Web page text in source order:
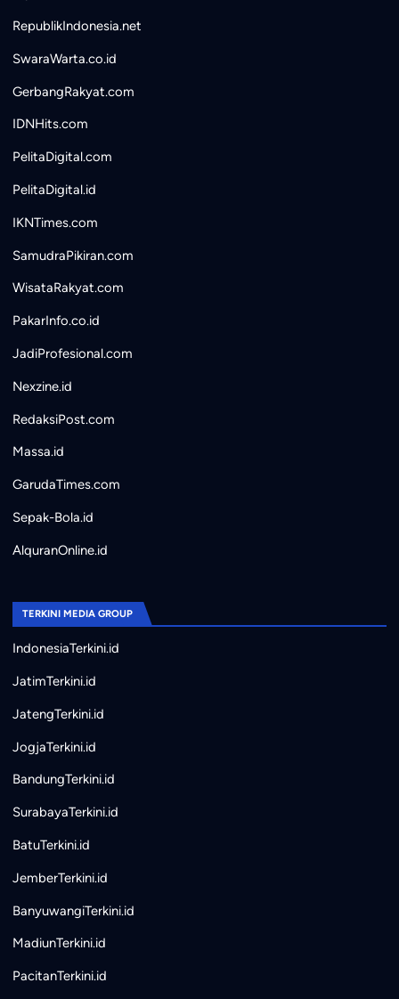
RepublikIndonesia.net
SwaraWarta.co.id
GerbangRakyat.com
IDNHits.com
PelitaDigital.com
PelitaDigital.id
IKNTimes.com
SamudraPikiran.com
WisataRakyat.com
PakarInfo.co.id
JadiProfesional.com
Nexzine.id
RedaksiPost.com
Massa.id
GarudaTimes.com
Sepak-Bola.id
AlquranOnline.id
TERKINI MEDIA GROUP
IndonesiaTerkini.id
JatimTerkini.id
JatengTerkini.id
JogjaTerkini.id
BandungTerkini.id
SurabayaTerkini.id
BatuTerkini.id
JemberTerkini.id
BanyuwangiTerkini.id
MadiunTerkini.id
PacitanTerkini.id